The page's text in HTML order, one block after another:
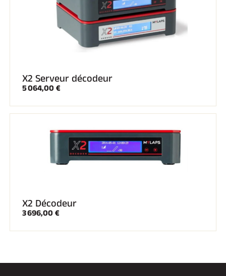
X2 Serveur décodeur
5 064,00 €
X2 Décodeur
3 696,00 €